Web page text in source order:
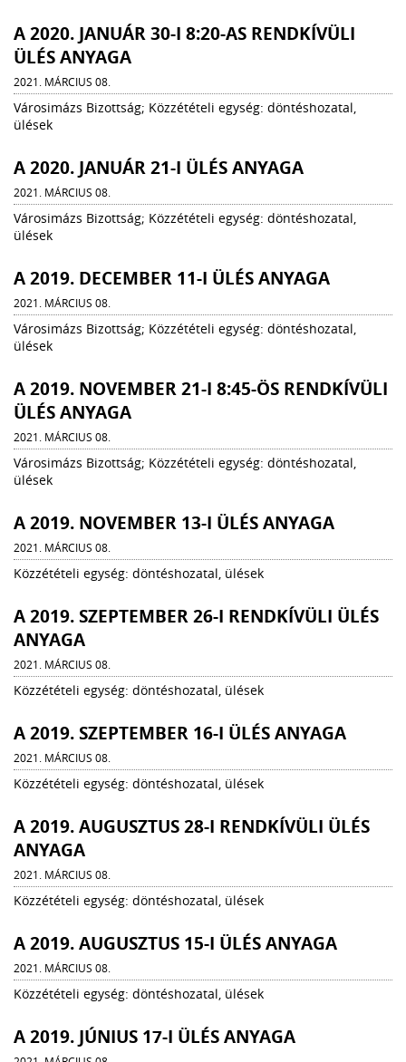
A 2020. JANUÁR 30-I 8:20-AS RENDKÍVÜLI
ÜLÉS ANYAGA
2021. MÁRCIUS 08.
Városimázs Bizottság; Közzétételi egység: döntéshozatal,
ülések
A 2020. JANUÁR 21-I ÜLÉS ANYAGA
2021. MÁRCIUS 08.
Városimázs Bizottság; Közzétételi egység: döntéshozatal,
ülések
A 2019. DECEMBER 11-I ÜLÉS ANYAGA
2021. MÁRCIUS 08.
Városimázs Bizottság; Közzétételi egység: döntéshozatal,
ülések
A 2019. NOVEMBER 21-I 8:45-ÖS RENDKÍVÜLI
ÜLÉS ANYAGA
2021. MÁRCIUS 08.
Városimázs Bizottság; Közzétételi egység: döntéshozatal,
ülések
A 2019. NOVEMBER 13-I ÜLÉS ANYAGA
2021. MÁRCIUS 08.
Közzétételi egység: döntéshozatal, ülések
A 2019. SZEPTEMBER 26-I RENDKÍVÜLI ÜLÉS
ANYAGA
2021. MÁRCIUS 08.
Közzétételi egység: döntéshozatal, ülések
A 2019. SZEPTEMBER 16-I ÜLÉS ANYAGA
2021. MÁRCIUS 08.
Közzétételi egység: döntéshozatal, ülések
A 2019. AUGUSZTUS 28-I RENDKÍVÜLI ÜLÉS
ANYAGA
2021. MÁRCIUS 08.
Közzétételi egység: döntéshozatal, ülések
A 2019. AUGUSZTUS 15-I ÜLÉS ANYAGA
2021. MÁRCIUS 08.
Közzétételi egység: döntéshozatal, ülések
A 2019. JÚNIUS 17-I ÜLÉS ANYAGA